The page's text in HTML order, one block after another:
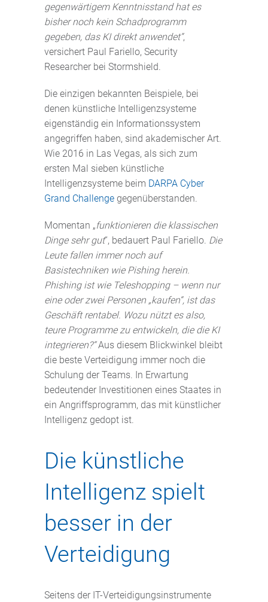
gegenwärtigem Kenntnisstand hat es
bisher noch kein Schadprogramm
gegeben, das KI direkt anwendet“,
versichert Paul Fariello, Security
Researcher bei Stormshield.
Die einzigen bekannten Beispiele, bei
denen künstliche Intelligenzsysteme
eigenständig ein Informationssystem
angegriffen haben, sind akademischer Art.
Wie 2016 in Las Vegas, als sich zum
ersten Mal sieben künstliche
Intelligenzsysteme beim DARPA Cyber
Grand Challenge gegenüberstanden.
Momentan „funktionieren die klassischen
Dinge sehr gut“, bedauert Paul Fariello. Die
Leute fallen immer noch auf
Basistechniken wie Pishing herein.
Phishing ist wie Teleshopping – wenn nur
eine oder zwei Personen „kaufen“, ist das
Geschäft rentabel. Wozu nützt es also,
teure Programme zu entwickeln, die die KI
integrieren?“Aus diesem Blickwinkel bleibt
die beste Verteidigung immer noch die
Schulung der Teams. In Erwartung
bedeutender Investitionen eines Staates in
ein Angriffsprogramm, das mit künstlicher
Intelligenz gedopt ist.
Die künstliche
Intelligenz spielt
besser in der
Verteidigung
Seitens der IT-Verteidigungsinstrumente